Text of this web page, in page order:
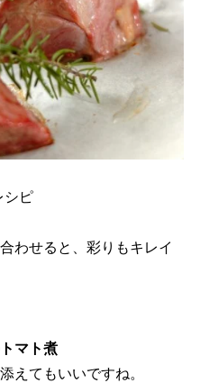
シピ
わせると、彩りもキレイ
マト煮
えてもいいですね。